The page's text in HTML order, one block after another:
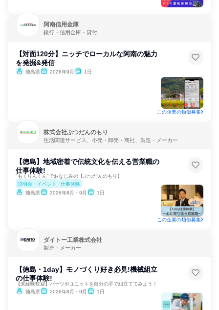
阿南信用金庫
銀行・信用金庫・貸付
【対面120分】ニッチでローカルな阿南の魅力
を発掘&発信
徳島県 2026年9月 1日
この企業の類似募集
株式会社ぶつだんのもり
生活関連サービス、小売・卸売・商社、製造・メーカー
【徳島】地域密着で伝統文化を伝える営業職の
仕事体験!
"もくりんくん"でおなじみの【ぶつだんのもり】
説明会・イベント
仕事体験
徳島県
2026年8月・9月 1日
この企業の類似募集
ダイトー工業株式会社
製造・メーカー
【徳島・1day】モノづくり好き必見!機械組立
の仕事体験!
【未経験歓迎】パーツやユニットを自分の手で組立ててみよう！
徳島県
2026年8月・9月 1日